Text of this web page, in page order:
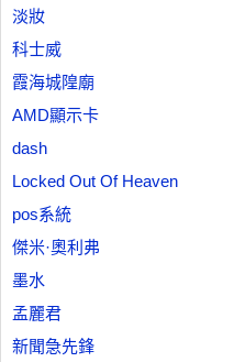
淡妝
科士威
霞海城隍廟
AMD顯示卡
dash
Locked Out Of Heaven
pos系統
傑米·奧利弗
墨水
孟麗君
新聞急先鋒